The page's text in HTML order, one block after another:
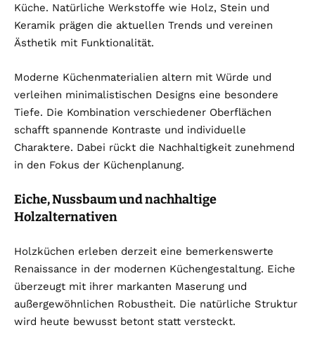
Küche. Natürliche Werkstoffe wie Holz, Stein und
Keramik prägen die aktuellen Trends und vereinen
Ästhetik mit Funktionalität.
Moderne Küchenmaterialien altern mit Würde und
verleihen minimalistischen Designs eine besondere
Tiefe. Die Kombination verschiedener Oberflächen
schafft spannende Kontraste und individuelle
Charaktere. Dabei rückt die Nachhaltigkeit zunehmend
in den Fokus der Küchenplanung.
Eiche, Nussbaum und nachhaltige
Holzalternativen
Holzküchen erleben derzeit eine bemerkenswerte
Renaissance in der modernen Küchengestaltung. Eiche
überzeugt mit ihrer markanten Maserung und
außergewöhnlichen Robustheit. Die natürliche Struktur
wird heute bewusst betont statt versteckt.